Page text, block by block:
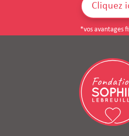
Cliquez
*vos avantages